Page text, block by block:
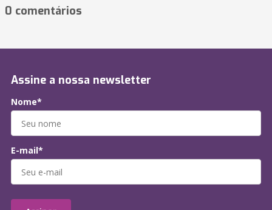
0 comentários
Assine a nossa newsletter
Nome*
E-mail*